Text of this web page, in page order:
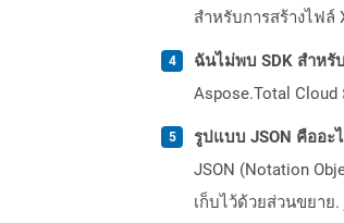
สำหรับการสร้างไฟล์
ฉันไม่พบ SDK สำหรั
Aspose.Total
รูปแบบ JSON คืออะ
JSON (Notation
เก็บไว้ด้วยส่วนขยาย